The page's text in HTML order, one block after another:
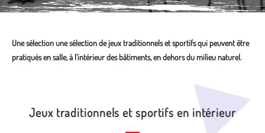
Une sélection une sélection de jeux traditionnels et sportifs qui peuvent être
pratiqués en salle, à l’intérieur des bâtiments, en dehors du milieu naturel.
Jeux traditionnels et sportifs en intérieur